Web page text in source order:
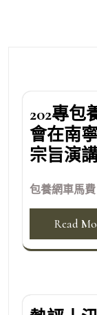
202專包
會在南
宗旨演
包養網車馬
Read